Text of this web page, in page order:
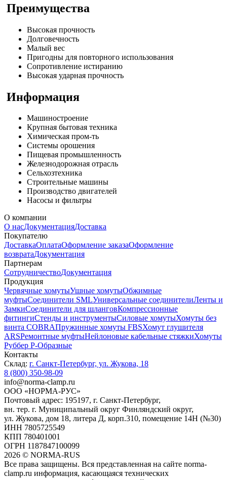
Преимущества
Высокая прочность
Долговечность
Малый вес
Пригодны для повторного использования
Сопротивление истиранию
Высокая ударная прочность
Информация
Машиностроение
Крупная бытовая техника
Химическая пром-ть
Системы орошения
Пищевая промышленность
Железнодорожная отрасль
Сельхозтехника
Строительные машины
Производство двигателей
Насосы и фильтры
О компании
О насДокументацияДоставка
Покупателю
ДоставкаОплатаОформление заказаОформление
возвратаДокументация
Партнерам
СотрудничествоДокументация
Продукция
Червячные хомутыУшные хомутыОбжимные
муфтыСоединители SMLУниверсальные соединителиЛенты и
ЗамкиСоединители для шланговКомпрессионные
фитингиСтенды и инструментыСиловые хомутыХомуты без
винта COBRAПружинные хомуты FBSХомут глушителя
ARSРемонтные муфтыНейлоновые кабельные стяжкиХомуты
Руббер Р-Образные
Контакты
Склад: г. Санкт-Петербург, ул. Жукова, 18
8 (800) 350-98-09
info@norma-clamp.ru
ООО «НОРМА-РУС»
Почтовый адрес: 195197, г. Санкт-Петербург,
вн. тер. г. Муниципальный округ Финляндский округ,
ул. Жукова, дом 18, литера Д, корп.310, помещение 14Н (№30)
ИНН 7805725549
КПП 780401001
ОГРН 1187847100099
2026 © NORMA-RUS
Все права защищены. Вся представленная на сайте norma-
clamp.ru информация, касающаяся технических